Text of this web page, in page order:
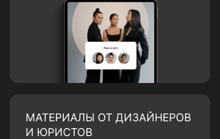
МАТЕРИАЛЫ ОТ ДИЗАЙНЕРОВ
И ЮРИСТОВ